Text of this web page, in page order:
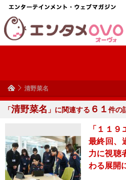
清野菜名
「清野菜名 」に関連する ６１ 件の
「１１
最終回、
力に視聴
わる展開